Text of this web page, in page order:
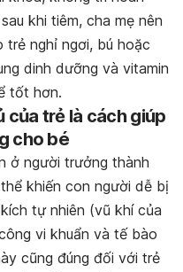
khi tiêm, cha mẹ nên
nghỉ ngơi, bú hoặc
dinh dưỡng và vitamin
tốt hơn.
của trẻ là cách giúp
cho bé
ở người trưởng thành
khiến con người dễ bị
tự nhiên (vũ khí của
vi khuẩn và tế bào
cũng đúng đối với trẻ